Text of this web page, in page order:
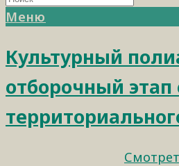
Меню
Культурный
отборочный этап